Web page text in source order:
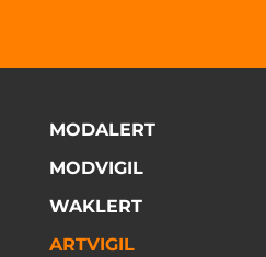
MODALERT
MODVIGIL
WAKLERT
ARTVIGIL